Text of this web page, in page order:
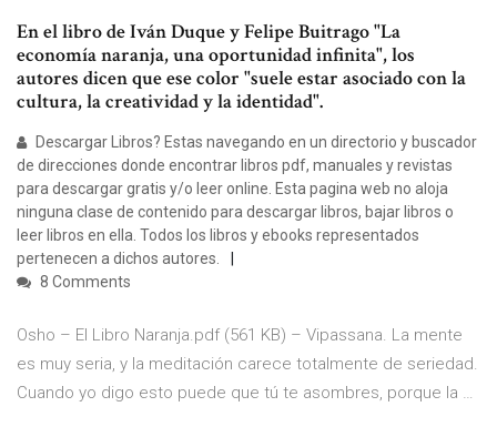
En el libro de Iván Duque y Felipe Buitrago "La
economía naranja, una oportunidad infinita", los
autores dicen que ese color "suele estar asociado con la
cultura, la creatividad y la identidad".
Descargar Libros? Estas navegando en un directorio y buscador
de direcciones donde encontrar libros pdf, manuales y revistas
para descargar gratis y/o leer online. Esta pagina web no aloja
ninguna clase de contenido para descargar libros, bajar libros o
leer libros en ella. Todos los libros y ebooks representados
pertenecen a dichos autores.
8 Comments
Osho – El Libro Naranja.pdf (561 KB) – Vipassana. La mente
es muy seria, y la meditación carece totalmente de seriedad.
Cuando yo digo esto puede que tú te asombres, porque la …